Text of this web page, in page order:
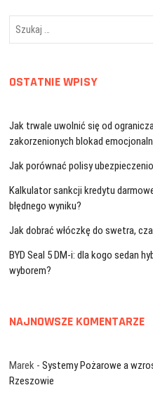
OSTATNIE WPISY
Jak trwale uwolnić się od
zakorzenionych blokad
Jak porównać polisy
Kalkulator sankcji kredytu
błędnego wyniku?
Jak dobrać włóczkę do swetra,
BYD Seal 5 DM-i: dla kogo sedan
wyborem?
NAJNOWSZE KOMENTARZE
Marek -Systemy Pożarowe a
Rzeszowie